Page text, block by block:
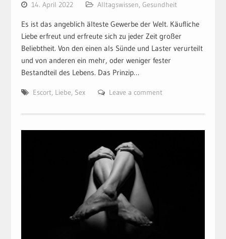
14. April 2022 Alltagswissen, Gesundheit
Es ist das angeblich älteste Gewerbe der Welt. Käufliche
Liebe erfreut und erfreute sich zu jeder Zeit großer
Beliebtheit. Von den einen als Sünde und Laster verurteilt
und von anderen ein mehr, oder weniger fester
Bestandteil des Lebens. Das Prinzip…
Escort, Liebe, Sex Leave a comment